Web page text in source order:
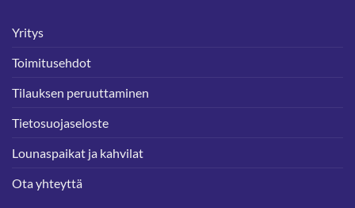
Yritys
Toimitusehdot
Tilauksen peruuttaminen
Tietosuojaseloste
Lounaspaikat ja kahvilat
Ota yhteyttä